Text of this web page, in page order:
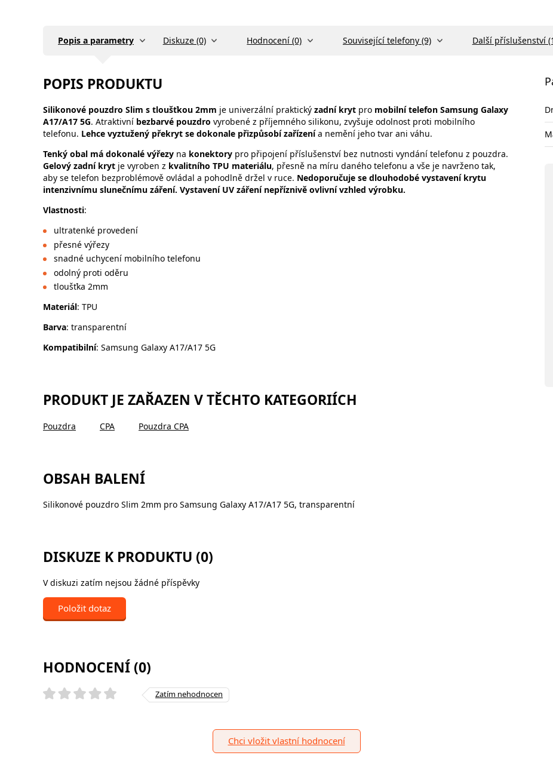
Popis a parametry Diskuze (0) Hodnocení (0) Související telefony (9) Další příslušenství
POPIS PRODUKTU
Silikonové pouzdro Slim s tloušťkou 2mm je univerzální praktický zadní kryt pro mobilní telefon Samsung Galaxy
A17/A17 5G. Atraktivní bezbarvé pouzdro vyrobené z příjemného silikonu, zvyšuje odolnost proti mobilního
telefonu. Lehce vyztužený překryt se dokonale přizpůsobí zařízenía nemění jeho tvar ani váhu.
Tenký obal má dokonalé výřezy na konektory pro připojení příslušenství bez nutnosti vyndání telefonu z pouzdra.
Gelový zadní kryt je vyroben z kvalitního TPU materiálu, přesně na míru daného telefonu a vše je navrženo tak,
aby se telefon bezproblémově ovládal a pohodlně držel v ruce. Nedoporučuje se dlouhodobé vystavení krytu
intenzivnímu slunečnímu záření. Vystavení UV záření nepříznivě ovlivní vzhled výrobku.
Vlastnosti:
ultratenké provedení
přesné výřezy
snadné uchycení mobilního telefonu
odolný proti oděru
tloušťka 2mm
Materiál: TPU
Barva: transparentní
Kompatibilní: Samsung Galaxy A17/A17 5G
PRODUKT JE ZAŘAZEN V TĚCHTO KATEGORIÍCH
Pouzdra CPA Pouzdra CPA
OBSAH BALENÍ
Silikonové pouzdro Slim 2mm pro Samsung Galaxy A17/A17 5G, transparentní
DISKUZE K PRODUKTU (0)
V diskuzi zatím nejsou žádné příspěvky
Položit dotaz
HODNOCENÍ (0)
Zatím nehodnocen
Chci vložit vlastní hodnocení